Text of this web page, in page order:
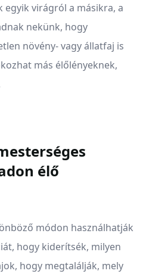
virágról a másikra, a
nekünk, hogy
növény- vagy állatfaj is
más élőlényeknek,
élő
módon használhatják
hogy kiderítsék, milyen
hogy megtalálják, mely